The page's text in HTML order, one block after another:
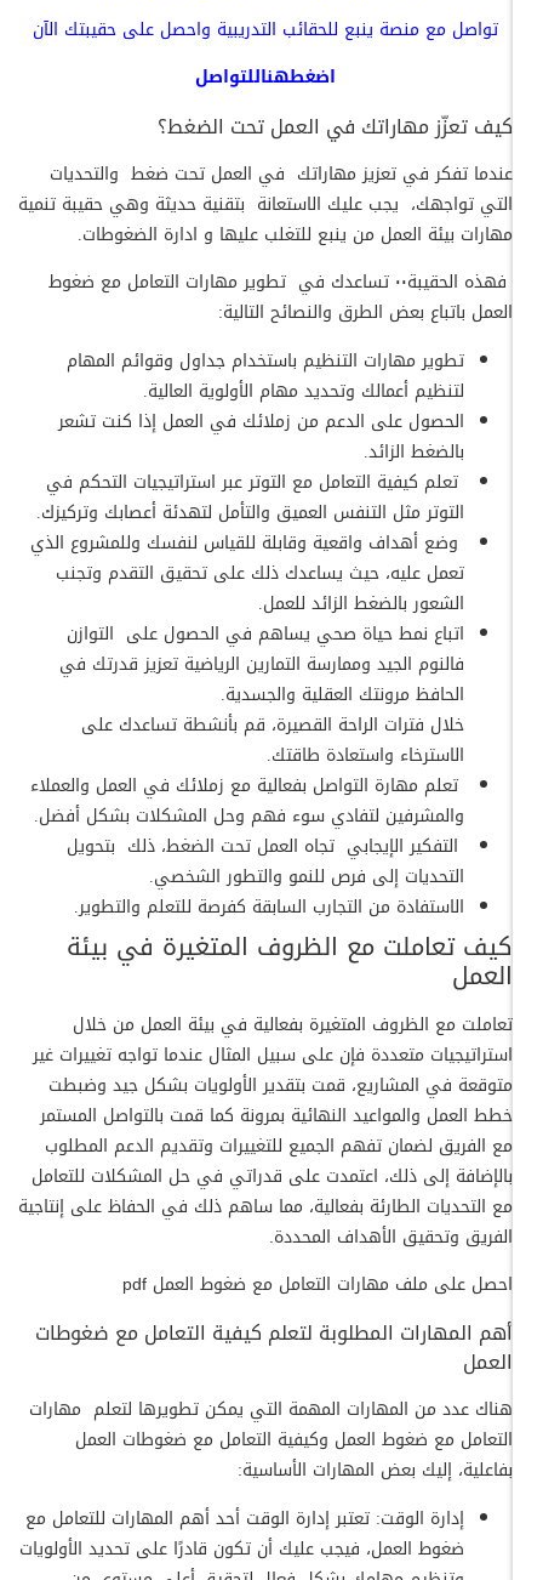
تواصل مع منصة ينبع للحقائب التدريبية واحصل على حقيبتك الآن
اضغطهناللتواصل
كيف تعزّز مهاراتك في العمل تحت الضغط؟
عندما تفكر في تعزيز مهاراتك في العمل تحت ضغط والتحديات
التي تواجهك، يجب عليك الاستعانة بتقنية حديثة وهي حقيبة تنمية
مهارات بيئة العمل من ينبع للتغلب عليها و ادارة الضغوطات.
فهذه الحقيبة٠٠ تساعدك في تطوير مهارات التعامل مع ضغوط
العمل باتباع بعض الطرق والنصائح التالية:
تطوير مهارات التنظيم باستخدام جداول وقوائم المهام
لتنظيم أعمالك وتحديد مهام الأولوية العالية.
الحصول على الدعم من زملائك في العمل إذا كنت تشعر
بالضغط الزائد.
تعلم كيفية التعامل مع التوتر عبر استراتيجيات التحكم في
التوتر مثل التنفس العميق والتأمل لتهدئة أعصابك وتركيزك.
وضع أهداف واقعية وقابلة للقياس لنفسك وللمشروع الذي
تعمل عليه، حيث يساعدك ذلك على تحقيق التقدم وتجنب
الشعور بالضغط الزائد للعمل.
اتباع نمط حياة صحي يساهم في الحصول على التوازن
فالنوم الجيد وممارسة التمارين الرياضية تعزيز قدرتك في
الحافظ مرونتك العقلية والجسدية.
خلال فترات الراحة القصيرة، قم بأنشطة تساعدك على
الاسترخاء واستعادة طاقتك.
تعلم مهارة التواصل بفعالية مع زملائك في العمل والعملاء
والمشرفين لتفادي سوء فهم وحل المشكلات بشكل أفضل.
التفكير الإيجابي تجاه العمل تحت الضغط، ذلك بتحويل
التحديات إلى فرص للنمو والتطور الشخصي.
الاستفادة من التجارب السابقة كفرصة للتعلم والتطوير.
كيف تعاملت مع الظروف المتغيرة في بيئة
العمل
تعاملت مع الظروف المتغيرة بفعالية في بيئة العمل من خلال
استراتيجيات متعددة فإن على سبيل المثال عندما تواجه تغييرات غير
متوقعة في المشاريع، قمت بتقدير الأولويات بشكل جيد وضبطت
خطط العمل والمواعيد النهائية بمرونة كما قمت بالتواصل المستمر
مع الفريق لضمان تفهم الجميع للتغييرات وتقديم الدعم المطلوب
بالإضافة إلى ذلك، اعتمدت على قدراتي في حل المشكلات للتعامل
مع التحديات الطارئة بفعالية، مما ساهم ذلك في الحفاظ على إنتاجية
الفريق وتحقيق الأهداف المحددة.
احصل على ملف مهارات التعامل مع ضغوط العمل pdf
أهم المهارات المطلوبة لتعلم كيفية التعامل مع ضغوطات
العمل
هناك عدد من المهارات المهمة التي يمكن تطويرها لتعلم مهارات
التعامل مع ضغوط العمل وكيفية التعامل مع ضغوطات العمل
بفاعلية، إليك بعض المهارات الأساسية:
إدارة الوقت: تعتبر إدارة الوقت أحد أهم المهارات للتعامل مع
ضغوط العمل، فيجب عليك أن تكون قادرًا على تحديد الأولويات